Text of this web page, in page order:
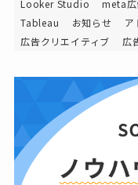
Looker Studio
meta広
Tableau
お知らせ ア
広告クリエイティブ
広